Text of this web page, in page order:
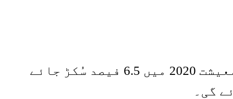
امریکی مرکزی بینک فیڈرل ریزرو نے کہا ہے کہ کورونا وائرس سے امریکی معیشت 2020 میں 6.5 فیصد سُکڑ جائے